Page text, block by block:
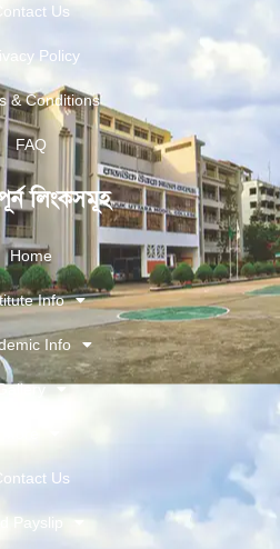
Contact Us
Policy
& Conditions
FAQ
লিংকসমূহ
Home
Info
Info
Us
Payslip